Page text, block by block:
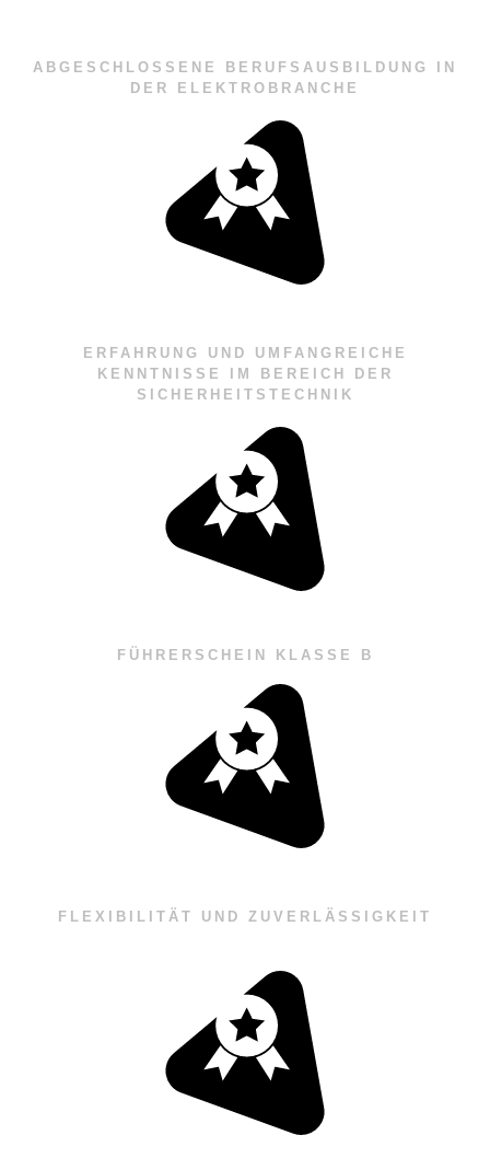
ABGESCHLOSSENE BERUFSAUSBILDUNG IN
DER ELEKTROBRANCHE
ERFAHRUNG UND UMFANGREICHE
KENNTNISSE IM BEREICH DER
SICHERHEITSTECHNIK
FÜHRERSCHEIN KLASSE B
FLEXIBILITÄT UND ZUVERLÄSSIGKEIT